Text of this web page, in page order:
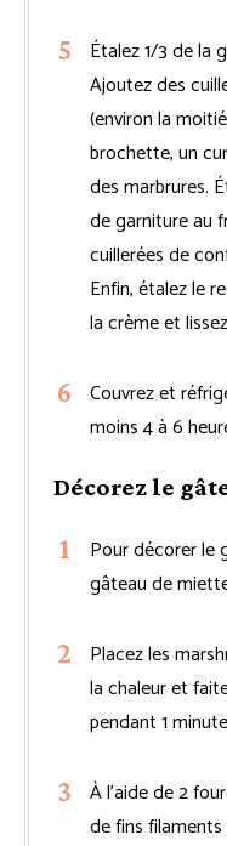
Étalez 1/3 de la
Ajoutez des
(environ la
brochette, un
des marbrures.
de garniture au
cuillerées de
Enfin, étalez le
la crème et
Couvrez et
moins 4 à 6
Décorez le
Pour décorer le
gâteau de
Placez les
la chaleur et
pendant 1
À l’aide de 2
de fins